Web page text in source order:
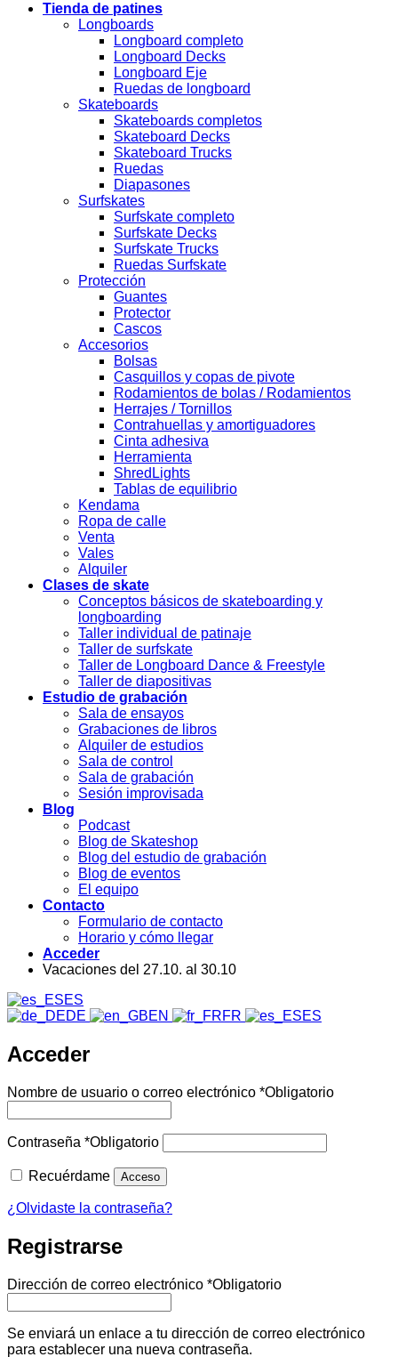
Tienda de patines
Longboards
Longboard completo
Longboard Decks
Longboard Eje
Ruedas de longboard
Skateboards
Skateboards completos
Skateboard Decks
Skateboard Trucks
Ruedas
Diapasones
Surfskates
Surfskate completo
Surfskate Decks
Surfskate Trucks
Ruedas Surfskate
Protección
Guantes
Protector
Cascos
Accesorios
Bolsas
Casquillos y copas de pivote
Rodamientos de bolas / Rodamientos
Herrajes / Tornillos
Contrahuellas y amortiguadores
Cinta adhesiva
Herramienta
ShredLights
Tablas de equilibrio
Kendama
Ropa de calle
Venta
Vales
Alquiler
Clases de skate
Conceptos básicos de skateboarding y
longboarding
Taller individual de patinaje
Taller de surfskate
Taller de Longboard Dance & Freestyle
Taller de diapositivas
Estudio de grabación
Sala de ensayos
Grabaciones de libros
Alquiler de estudios
Sala de control
Sala de grabación
Sesión improvisada
Blog
Podcast
Blog de Skateshop
Blog del estudio de grabación
Blog de eventos
El equipo
Contacto
Formulario de contacto
Horario y cómo llegar
Acceder
Vacaciones del 27.10. al 30.10
ES
DE
EN FR ES
Acceder
Nombre de usuario o correo electrónico *Obligatorio
Contraseña *Obligatorio
Recuérdame Acceso
¿Olvidaste la contraseña?
Registrarse
Dirección de correo electrónico *Obligatorio
Se enviará un enlace a tu dirección de correo electrónico
para establecer una nueva contraseña.